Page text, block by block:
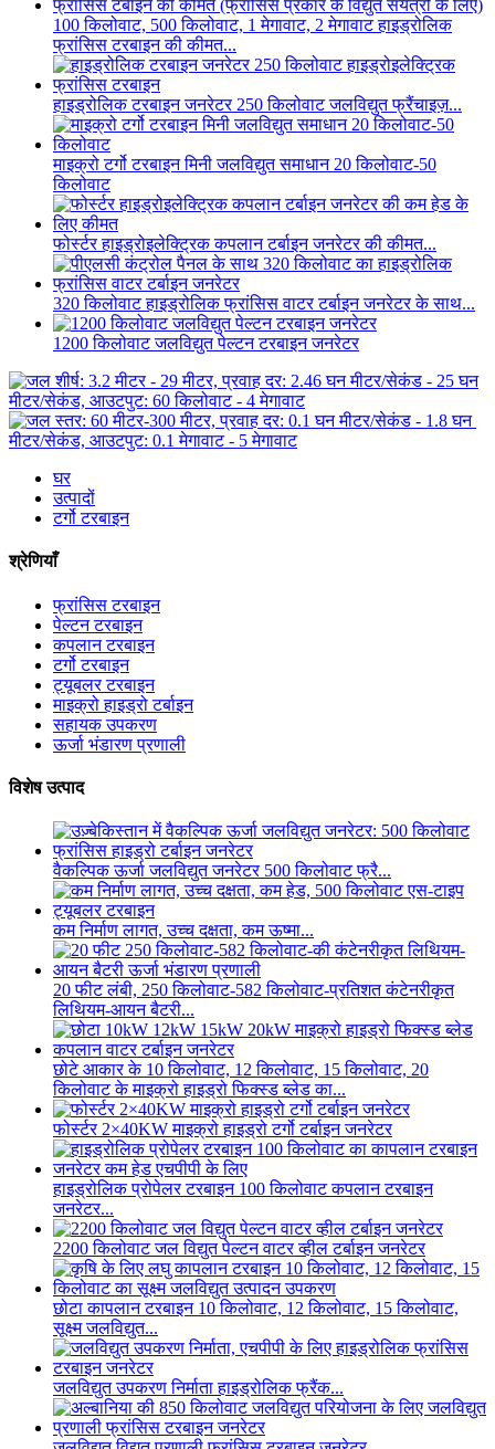
100 किलोवाट, 500 किलोवाट, 1 मेगावाट, 2 मेगावाट हाइड्रोलिक
फ्रांसिस टरबाइन की कीमत...
हाइड्रोलिक टरबाइन जनरेटर 250 किलोवाट जलविद्युत फ्रैंचाइज़...
माइक्रो टर्गो टरबाइन मिनी जलविद्युत समाधान 20 किलोवाट-50
किलोवाट
फोर्स्टर हाइड्रोइलेक्ट्रिक कपलान टर्बाइन जनरेटर की कीमत...
320 किलोवाट हाइड्रोलिक फ्रांसिस वाटर टर्बाइन जनरेटर के साथ...
1200 किलोवाट जलविद्युत पेल्टन टरबाइन जनरेटर
घर
उत्पादों
टर्गो टरबाइन
श्रेणियाँ
फ्रांसिस टरबाइन
पेल्टन टरबाइन
कपलान टरबाइन
टर्गो टरबाइन
ट्यूबलर टरबाइन
माइक्रो हाइड्रो टर्बाइन
सहायक उपकरण
ऊर्जा भंडारण प्रणाली
विशेष उत्पाद
वैकल्पिक ऊर्जा जलविद्युत जनरेटर 500 किलोवाट फ्रै...
कम निर्माण लागत, उच्च दक्षता, कम ऊष्मा...
20 फीट लंबी, 250 किलोवाट-582 किलोवाट-प्रतिशत कंटेनरीकृत
लिथियम-आयन बैटरी...
छोटे आकार के 10 किलोवाट, 12 किलोवाट, 15 किलोवाट, 20
किलोवाट के माइक्रो हाइड्रो फिक्स्ड ब्लेड का...
फोर्स्टर 2×40KW माइक्रो हाइड्रो टर्गो टर्बाइन जनरेटर
हाइड्रोलिक प्रोपेलर टरबाइन 100 किलोवाट कपलान टरबाइन
जनरेटर...
2200 किलोवाट जल विद्युत पेल्टन वाटर व्हील टर्बाइन जनरेटर
छोटा कापलान टरबाइन 10 किलोवाट, 12 किलोवाट, 15 किलोवाट,
सूक्ष्म जलविद्युत...
जलविद्युत उपकरण निर्माता हाइड्रोलिक फ्रैंक...